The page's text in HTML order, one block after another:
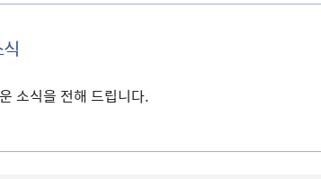
소식을 전해 드립니다.